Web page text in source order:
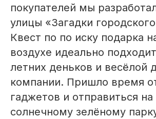
покупателей мы
улицы «Загадки
Квест по по иску подарка
воздухе идеально
летних деньков и весёлой
компании. Пришло время
гаджетов и отправиться на
солнечному зелёному